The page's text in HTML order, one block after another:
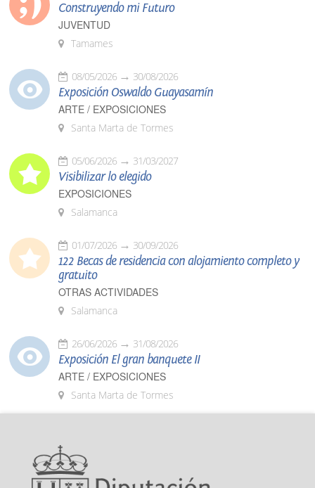
Construyendo mi Futuro
JUVENTUD
Tamames
08/05/2026 30/08/2026
Exposición Oswaldo Guayasamín
ARTE / EXPOSICIONES
Santa Marta de Tormes
05/06/2026 31/03/2027
Visibilizar lo elegido
EXPOSICIONES
Salamanca
01/07/2026 30/09/2026
122 Becas de residencia con alojamiento completo y
gratuito
OTRAS ACTIVIDADES
Salamanca
26/06/2026 31/08/2026
Exposición El gran banquete II
ARTE / EXPOSICIONES
Santa Marta de Tormes